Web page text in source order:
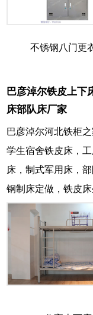
不锈钢八门更
巴彦淖尔铁皮上下
床部队床厂家
巴彦淖尔河北铁柜
学生宿舍铁皮床，
床，制式军用床，
钢制床定做，铁皮